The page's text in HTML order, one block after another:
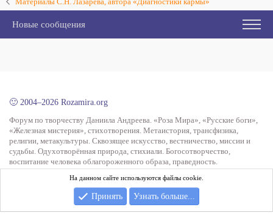
Новые сообщения
🙂 2004–2026 Rozamira.org
Форум по творчеству Даниила Андреева. «Роза Мира», «Русские боги»,
«Железная мистерия», стихотворения. Метаистория, трансфизика,
религии, метакультуры. Сквозящее искусство, вестничество, миссии и
судьбы. Одухотворённая природа, стихиали. Богосотворчество,
воспитание человека облагороженного образа, праведность.
Фэруччио Рабесандратини Кирилл
Иоанн
На данном сайте используются файлы cookie.
Принять Узнать больше...